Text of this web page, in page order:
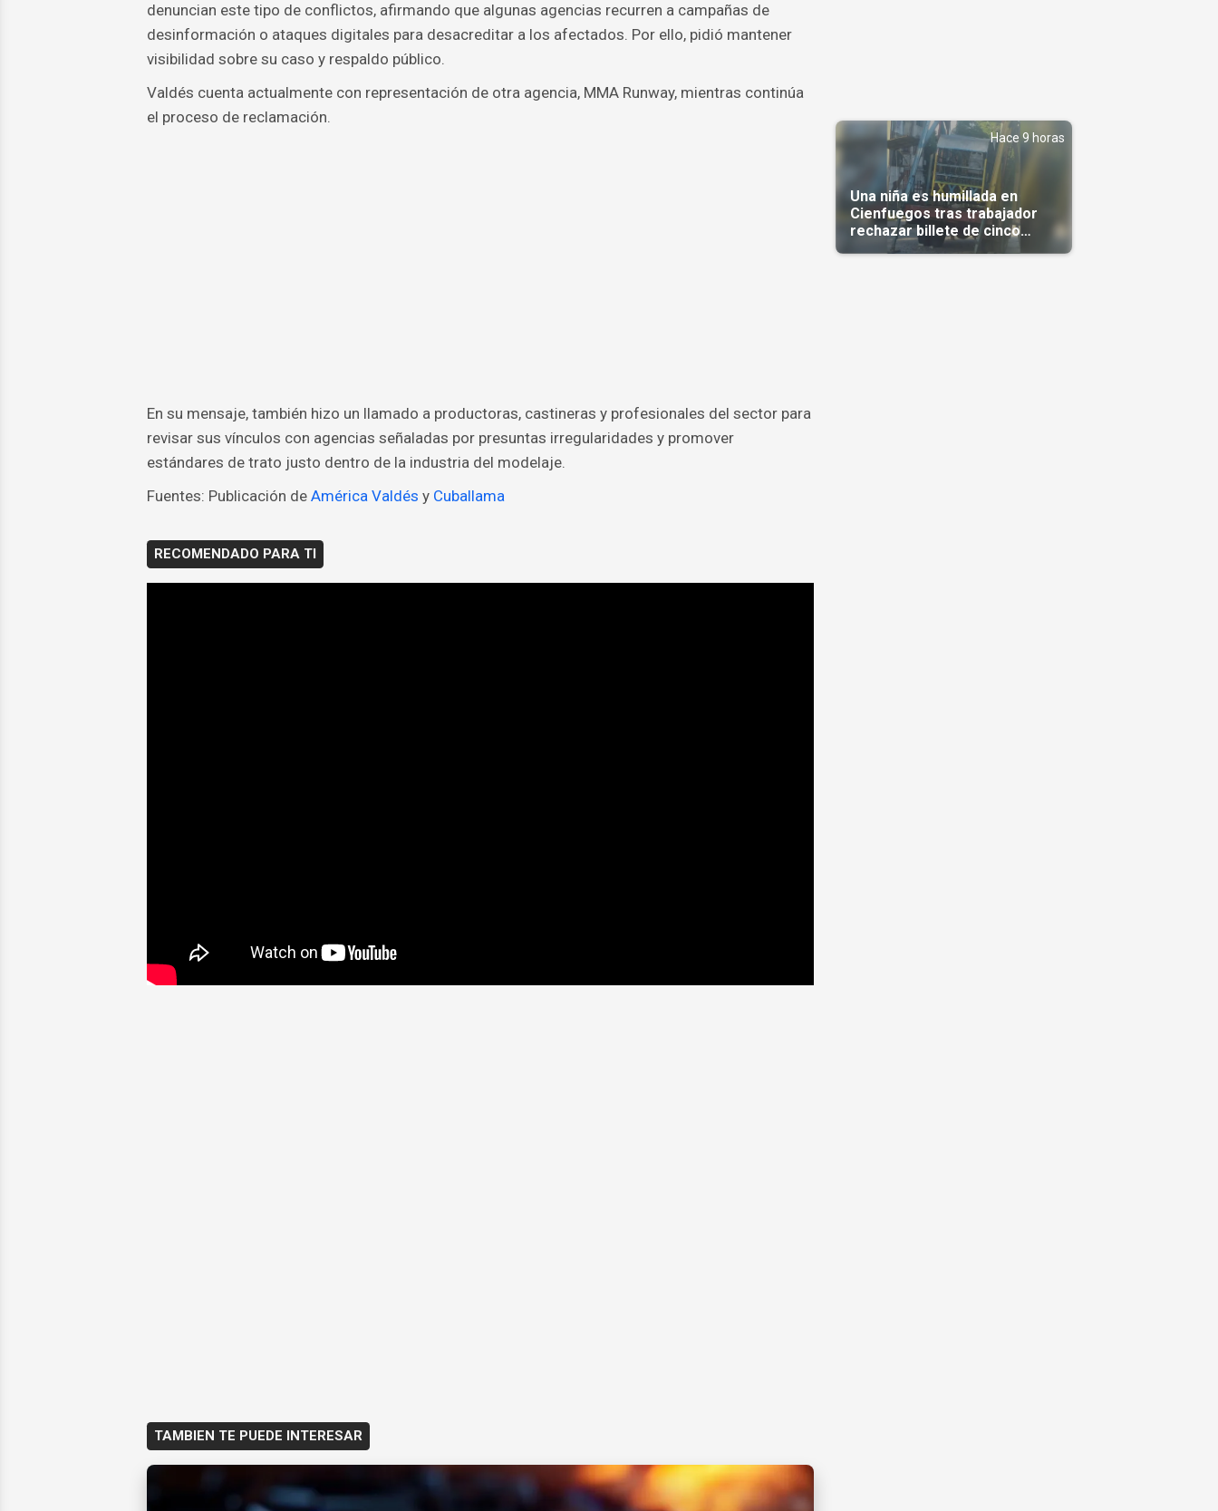
denuncian este tipo de conflictos, afirmando que algunas agencias recurren a campañas de
desinformación o ataques digitales para desacreditar a los afectados. Por ello, pidió mantener
visibilidad sobre su caso y respaldo público.
Valdés cuenta actualmente con representación de otra agencia, MMA Runway, mientras continúa
el proceso de reclamación.
En su mensaje, también hizo un llamado a productoras, castineras y profesionales del sector para
revisar sus vínculos con agencias señaladas por presuntas irregularidades y promover
estándares de trato justo dentro de la industria del modelaje.
Fuentes: Publicación de América Valdés y Cuballama
RECOMENDADO PARA TI
TAMBIEN TE PUEDE INTERESAR
Hace 9 horas
Una niña es humillada en
Cienfuegos tras trabajador
rechazar billete de cinco
pesos